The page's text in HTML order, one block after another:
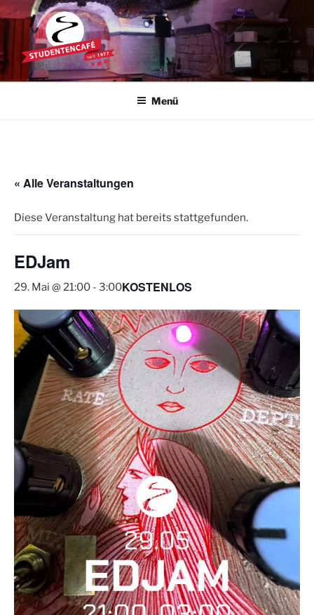
Zum
Inhalt
springen
STUDENTENCAFÉ
Die Kultkneipe in Ulm seit 1977
Menü
« Alle Veranstaltungen
Diese Veranstaltung hat bereits stattgefunden.
EDJam
29. Mai @ 21:00 - 3:00KOSTENLOS